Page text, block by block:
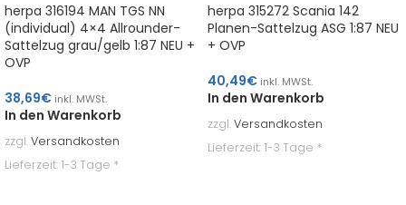
herpa 316194 MAN TGS NN
(individual) 4×4 Allrounder-
Sattelzug grau/gelb 1:87 NEU +
OVP
38,69€ inkl. MWSt.
In den Warenkorb
zzgl.Versandkosten
Lieferzeit: 1-3 Tage *
herpa 315272 Scania 142
Planen-Sattelzug ASG 1:87 NEU
+ OVP
40,49€ inkl. MWSt.
In den Warenkorb
zzgl.Versandkosten
Lieferzeit: 1-3 Tage *